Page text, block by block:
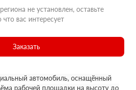
не установлен, оставьте
вас интересует
Заказать
автомобиль, оснащённый
рабочей площадки на высоту до